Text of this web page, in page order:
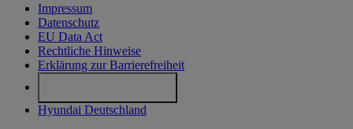
Impressum
Datenschutz
EU Data Act
Rechtliche Hinweise
Erklärung zur Barrierefreiheit
Hyundai Deutschland